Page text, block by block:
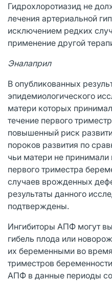
Гидрохлоротиазид не
лечения артериальной
исключением редких
применение другой
Эналаприл
В опубликованных
эпидемиологического
матери которых
течение первого
повышенный риск
пороков развития по
чьи матери не
первого триместра
случаев врожденных
результаты данного
подтверждены.
Ингибиторы АПФ могут
гибель плода или
их беременными во время
триместров
АПФ в данные периоды